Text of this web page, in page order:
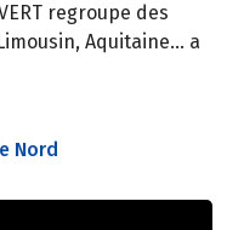
regroupe des
Aquitaine… a
Nord